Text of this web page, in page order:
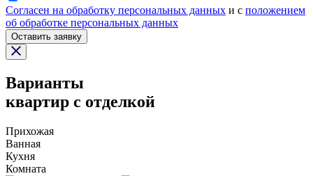
Согласен на обработку персональных данных и с положением
об обработке персональных данных
Оставить заявку
Варианты
квартир с отделкой
Прихожая
Ванная
Кухня
Комната